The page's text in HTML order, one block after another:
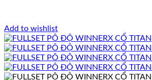
Add to wishlist